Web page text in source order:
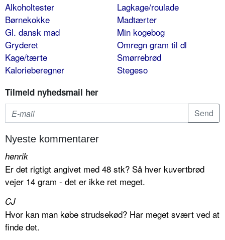
Alkoholtester
Børnekokke
Gl. dansk mad
Gryderet
Kage/tærte
Kalorieberegner
Lagkage/roulade
Madtærter
Min kogebog
Omregn gram til dl
Smørrebrød
Stegeso
Tilmeld nyhedsmail her
Nyeste kommentarer
henrik
Er det rigtigt angivet med 48 stk? Så hver kuvertbrød
vejer 14 gram - det er ikke ret meget.
CJ
Hvor kan man købe strudsekød? Har meget svært ved at
finde det.